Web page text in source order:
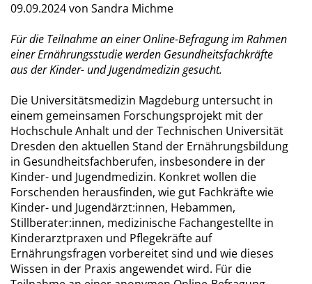
09.09.2024von Sandra Michme
Für die Teilnahme an einer Online-Befragung im Rahmen
einer Ernährungsstudie werden Gesundheitsfachkräfte
aus der Kinder- und Jugendmedizin gesucht.
Die Universitätsmedizin Magdeburg untersucht in
einem gemeinsamen Forschungsprojekt mit der
Hochschule Anhalt und der Technischen Universität
Dresden den aktuellen Stand der Ernährungsbildung
in Gesundheitsfachberufen, insbesondere in der
Kinder- und Jugendmedizin. Konkret wollen die
Forschenden herausfinden, wie gut Fachkräfte wie
Kinder- und Jugendärzt:innen, Hebammen,
Stillberater:innen, medizinische Fachangestellte in
Kinderarztpraxen und Pflegekräfte auf
Ernährungsfragen vorbereitet sind und wie dieses
Wissen in der Praxis angewendet wird. Für die